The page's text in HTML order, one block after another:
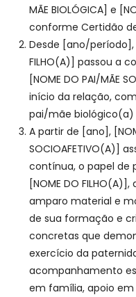
MÃE BIOLÓGICA] e
conforme Certidão
Desde [ano/período],
FILHO(A)] passou a
[NOME DO PAI/MÃE
início da relação,
pai/mãe biológico(a)
A partir de [ano],
SOCIOAFETIVO(A)]
contínua, o papel de
[NOME DO
amparo material e
de sua formação e
concretas que
exercício da
acompanhamento
em família, apoio